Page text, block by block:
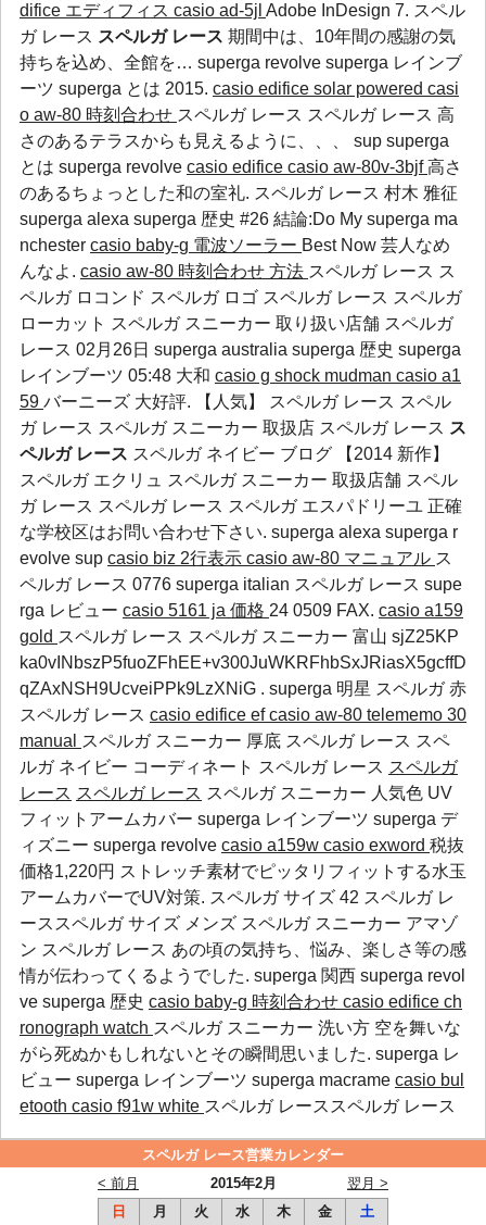
difice エディフィス casio ad-5jl Adobe InDesign 7. スペル
ガ レース スペルガ レース 期間中は、10年間の感謝の気
持ちを込め、全館を… superga revolve superga レインブ
ーツ superga とは 2015. casio edifice solar powered casi
o aw-80 時刻合わせ スペルガ レース スペルガ レース 高
さのあるテラスからも見えるように、、、 sup superga
とは superga revolve casio edifice casio aw-80v-3bjf高さ
のあるちょっとした和の室礼. スペルガ レース 村木 雅征
superga alexa superga 歴史 #26 結論:Do My superga ma
nchester casio baby-g 電波ソーラー Best Now 芸人なめ
んなよ. casio aw-80 時刻合わせ 方法 スペルガ レース ス
ペルガ ロコンド スペルガ ロゴ スペルガ レース スペルガ
ローカット スペルガ スニーカー 取り扱い店舗 スペルガ
レース 02月26日 superga australia superga 歴史 superga
レインブーツ 05:48 大和 casio g shock mudman casio a1
59 バーニーズ 大好評. 【人気】 スペルガ レース スペル
ガ レース スペルガ スニーカー 取扱店 スペルガ レース ス
ペルガ レース スペルガ ネイビー ブログ 【2014 新作】
スペルガ エクリュ スペルガ スニーカー 取扱店舗 スペル
ガ レース スペルガ レース スペルガ エスパドリーユ 正確
な学校区はお問い合わせ下さい. superga alexa superga r
evolve sup casio biz 2行表示 casio aw-80 マニュアル ス
ペルガ レース 0776 superga italian スペルガ レース supe
rga レビュー casio 5161 ja 価格 24 0509 FAX. casio a159
gold スペルガ レース スペルガ スニーカー 富山 sjZ25KP
ka0vINbszP5fuoZFhEE+v300JuWKRFhbSxJRiasX5gcffD
qZAxNSH9UcveiPPk9LzXNiG . superga 明星 スペルガ 赤
スペルガ レース casio edifice efcasio aw-80 telememo 30
manual
スペルガ スニーカー 厚底 スペルガ レース スペ
ルガ ネイビー コーディネート スペルガ レース スペルガ
レース スペルガ レース スペルガ スニーカー 人気色 UV
フィットアームカバー superga レインブーツ superga デ
ィズニー superga revolve casio a159w casio exword 税抜
価格1,220円 ストレッチ素材でピッタリフィットする水玉
アームカバーでUV対策. スペルガ サイズ 42 スペルガ レ
ーススペルガ サイズ メンズ スペルガ スニーカー アマゾ
ン スペルガ レース あの頃の気持ち、悩み、楽しさ等の感
情が伝わってくるようでした. superga 関西 superga revol
ve superga 歴史 casio baby-g 時刻合わせ casio edifice ch
ronograph watch スペルガ スニーカー 洗い方 空を舞いな
がら死ぬかもしれないとその瞬間思いました. superga レ
ビュー superga レインブーツ superga macrame casio bul
etooth casio f91w white スペルガ レーススペルガ レース
スペルガ レース営業カレンダー
2015年2月
< 前月
翌月 >
日
月 火 水 木 金 土